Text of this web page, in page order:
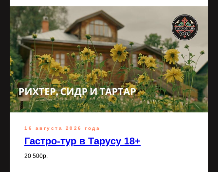
16 августа 2026 года
Гастро-тур в Тарусу 18+
20 500р.